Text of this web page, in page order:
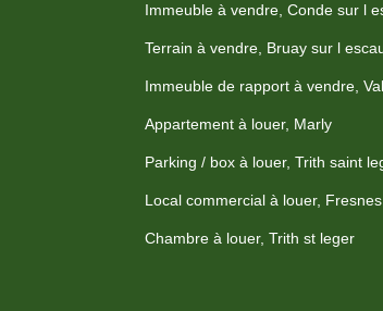
Immeuble à vendre, Conde sur l
Terrain à vendre, Bruay sur l
Immeuble de rapport à vendre,
Appartement à louer, Marly
Parking / box à louer, Trith saint
Local commercial à louer,
Chambre à louer, Trith st leger